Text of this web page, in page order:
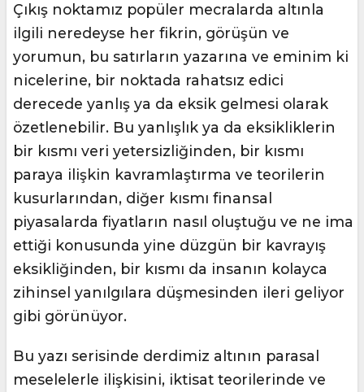
Çıkış noktamız popüler mecralarda altınla
ilgili neredeyse her fikrin, görüşün ve
yorumun, bu satırların yazarına ve eminim ki
nicelerine, bir noktada rahatsız edici
derecede yanlış ya da eksik gelmesi olarak
özetlenebilir. Bu yanlışlık ya da eksikliklerin
bir kısmı veri yetersizliğinden, bir kısmı
paraya ilişkin kavramlaştırma ve teorilerin
kusurlarından, diğer kısmı finansal
piyasalarda fiyatların nasıl oluştuğu ve ne ima
ettiği konusunda yine düzgün bir kavrayış
eksikliğinden, bir kısmı da insanın kolayca
zihinsel yanılgılara düşmesinden ileri geliyor
gibi görünüyor.
Bu yazı serisinde derdimiz altının parasal
meselelerle ilişkisini, iktisat teorilerinde ve